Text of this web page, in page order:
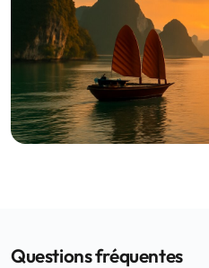
Questions fréquentes